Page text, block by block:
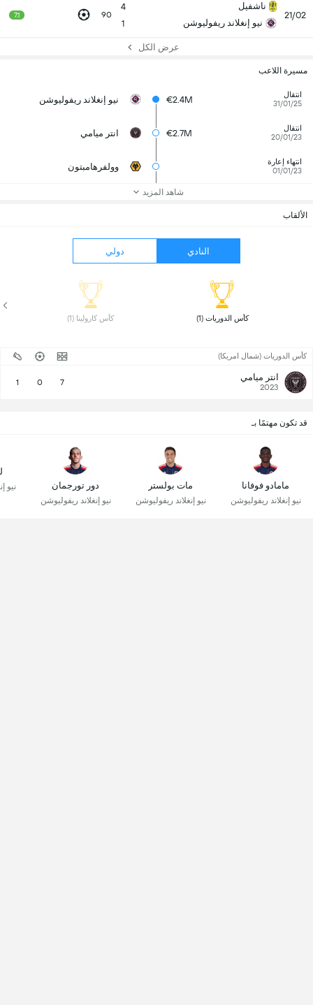
21/02
ناشفيل
نيو إنغلاند ريفوليوشن
4
1
90
7.1
عرض الكل
مسيرة اللاعب
انتقال
31/01/25
€2.4M نيو إنغلاند ريفوليوشن
انتقال
20/01/23
€2.7M انتر ميامي
انتهاء إعارة
01/01/23
وولفرهامبتون
شاهد المزيد
الألقاب
النادي دولي
كأس الدوريات (1) كأس كارولينا (1)
كأس الدوريات (شمال امريكا)
انتر ميامي
2023
7
0
1
قد تكون مهتمًا بـ
مامادو فوفانا
نيو إنغلاند ريفوليوشن
مات بولستر
نيو إنغلاند ريفوليوشن
دور تورجمان
نيو إنغلاند ريفوليوشن
نيو